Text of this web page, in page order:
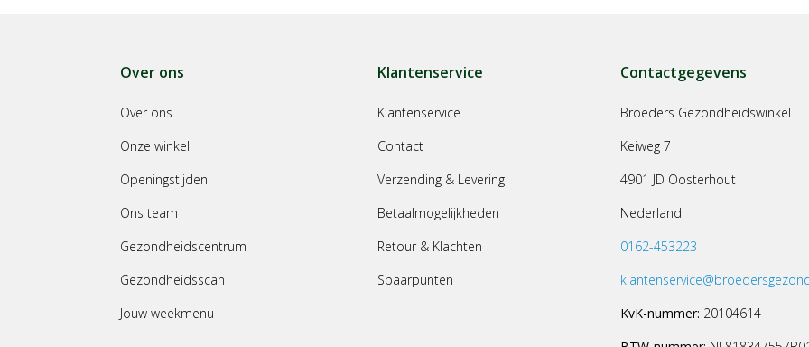
Over ons
Over ons
Onze winkel
Openingstijden
Ons team
Gezondheidscentrum
Gezondheidsscan
Jouw weekmenu
Klantenservice
Klantenservice
Contact
Verzending & Levering
Betaalmogelijkheden
Retour & Klachten
Spaarpunten
Contactgegevens
Broeders Gezondheidswinkel
Keiweg 7
4901 JD Oosterhout
Nederland
0162-453223
KvK-nummer: 20104614